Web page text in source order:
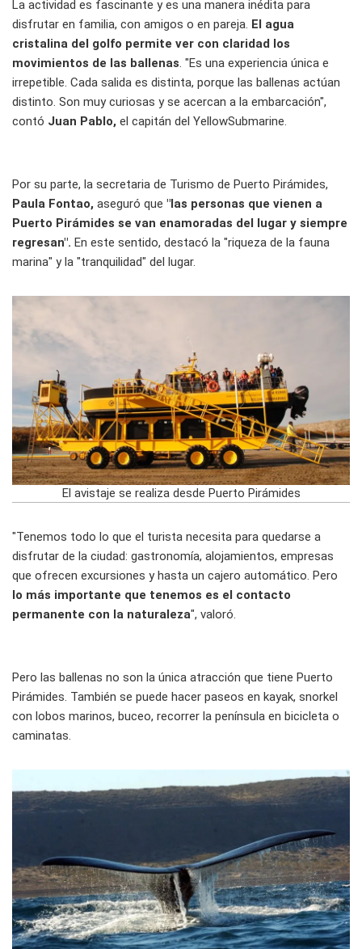
La actividad es fascinante y es una manera inédita para
disfrutar en familia, con amigos o en pareja. El agua
cristalina del golfo permite ver con claridad los
movimientos de las ballenas. "Es una experiencia única e
irrepetible. Cada salida es distinta, porque las ballenas actúan
distinto. Son muy curiosas y se acercan a la embarcación",
contó Juan Pablo, el capitán del YellowSubmarine.
Por su parte, la secretaria de Turismo de Puerto Pirámides,
Paula Fontao, aseguró que "las personas que vienen a
Puerto Pirámides se van enamoradas del lugar y siempre
regresan". En este sentido, destacó la "riqueza de la fauna
marina" y la "tranquilidad" del lugar.
El avistaje se realiza desde Puerto Pirámides
"Tenemos todo lo que el turista necesita para quedarse a
disfrutar de la ciudad: gastronomía, alojamientos, empresas
que ofrecen excursiones y hasta un cajero automático. Pero
lo más importante que tenemos es el contacto
permanente con la naturaleza", valoró.
Pero las ballenas no son la única atracción que tiene Puerto
Pirámides. También se puede hacer paseos en kayak, snorkel
con lobos marinos, buceo, recorrer la península en bicicleta o
caminatas.